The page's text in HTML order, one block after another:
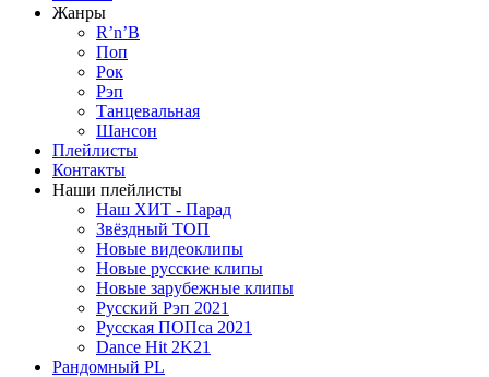
Жанры
R’n’B
Поп
Рок
Рэп
Танцевальная
Шансон
Плейлисты
Контакты
Наши плейлисты
Наш ХИТ - Парад
Звёздный ТОП
Новые видеоклипы
Новые русские клипы
Новые зарубежные клипы
Русский Рэп 2021
Русская ПОПса 2021
Dance Hit 2K21
Рандомный PL